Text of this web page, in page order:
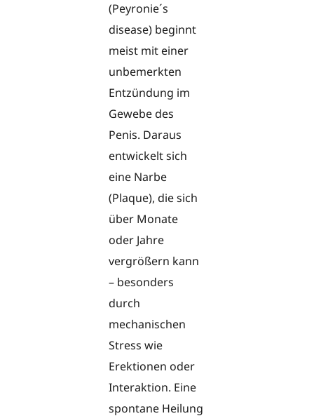
(Peyronie´s
disease) beginnt
meist mit einer
unbemerkten
Entzündung im
Gewebe des
Penis. Daraus
entwickelt sich
eine Narbe
(Plaque), die sich
über Monate
oder Jahre
vergrößern kann
– besonders
durch
mechanischen
Stress wie
Erektionen oder
Interaktion. Eine
spontane Heilung